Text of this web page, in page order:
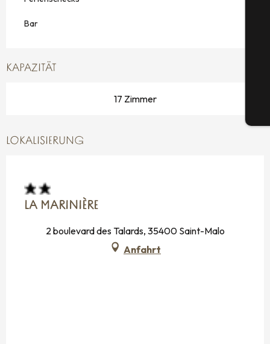
Bar
KAPAZITÄT
17 Zimmer
LOKALISIERUNG
LA MARINIÈRE
2 boulevard des Talards, 35400 Saint-Malo
Anfahrt